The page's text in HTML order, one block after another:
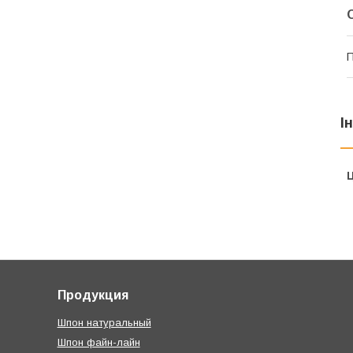
Продукция
Шпон натуральный
Шпон файн-лайн